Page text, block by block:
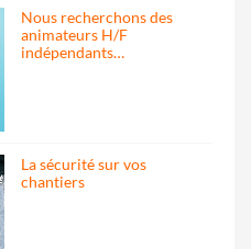
Nous recherchons des
animateurs H/F
indépendants…
La sécurité sur vos
chantiers